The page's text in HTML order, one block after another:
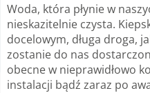
Woda, która płynie w
nieskazitelnie czysta.
docelowym, długa droga,
zostanie do nas
obecne w nieprawidłowo
instalacji bądź zaraz po